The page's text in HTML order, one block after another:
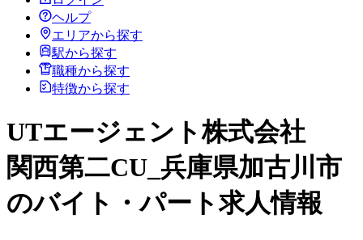
ヘルプ
エリアから探す
駅から探す
職種から探す
特徴から探す
UTエージェント株式会社
関西第二CU_兵庫県加古川市
のバイト・パート求人情報